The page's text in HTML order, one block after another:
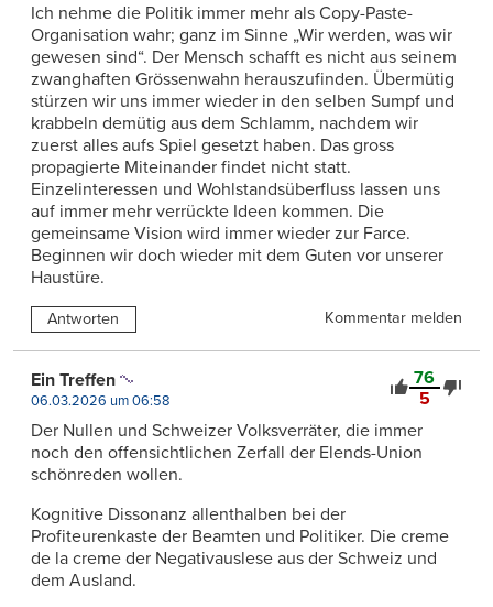
Ich nehme die Politik immer mehr als Copy-Paste-
Organisation wahr; ganz im Sinne „Wir werden, was wir
gewesen sind“. Der Mensch schafft es nicht aus seinem
zwanghaften Grössenwahn herauszufinden. Übermütig
stürzen wir uns immer wieder in den selben Sumpf und
krabbeln demütig aus dem Schlamm, nachdem wir
zuerst alles aufs Spiel gesetzt haben. Das gross
propagierte Miteinander findet nicht statt.
Einzelinteressen und Wohlstandsüberfluss lassen uns
auf immer mehr verrückte Ideen kommen. Die
gemeinsame Vision wird immer wieder zur Farce.
Beginnen wir doch wieder mit dem Guten vor unserer
Haustüre.
Antworten Kommentar melden
76
5
Ein Treffen
06.03.2026 um 06:58
Der Nullen und Schweizer Volksverräter, die immer
noch den offensichtlichen Zerfall der Elends-Union
schönreden wollen.
Kognitive Dissonanz allenthalben bei der
Profiteurenkaste der Beamten und Politiker. Die creme
de la creme der Negativauslese aus der Schweiz und
dem Ausland.